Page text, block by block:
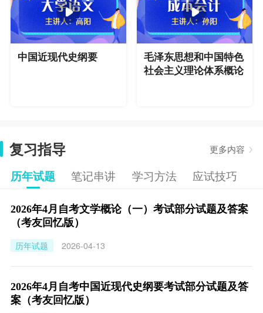
中国近现代史纲要
毛泽东思想和中国特色
社会主义理论体系概论
复习指导 更多内容
历年试题 笔记串讲 学习方法 应试技巧
2026年4月自考文学概论（一）考试部分试题及答案
（考友回忆版）
历年试题
2026-04-13
2026年4月自考中国近现代史纲要考试部分试题及答
案（考友回忆版）